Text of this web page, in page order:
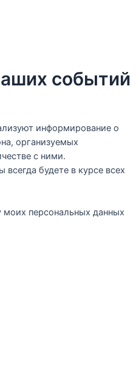
событий
информирование о
организуемых
с ними.
будете в курсе всех
моих персональных данных